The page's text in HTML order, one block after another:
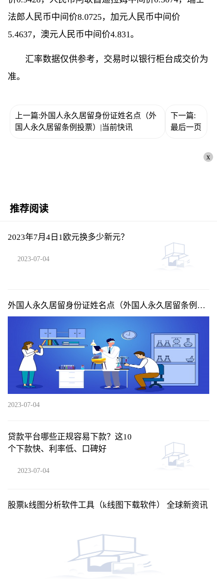
法郎人民币中间价8.0725，加元人民币中间价
5.4637，澳元人民币中间价4.831。
汇率数据仅供参考，交易时以银行柜台成交价为
准。
上一篇:外国人永久居留身份证姓名点（外
国人永久居留条例投票）|当前快讯
下一篇:
最后一页
x
推荐阅读
2023年7月4日1欧元换多少新元？
2023-07-04
外国人永久居留身份证姓名点（外国人永久居留条例投
票）|当前快讯
2023-07-04
贷款平台哪些正规容易下款？这10
个下款快、利率低、口碑好
2023-07-04
股票k线图分析软件工具（k线图下载软件） 全球新资讯